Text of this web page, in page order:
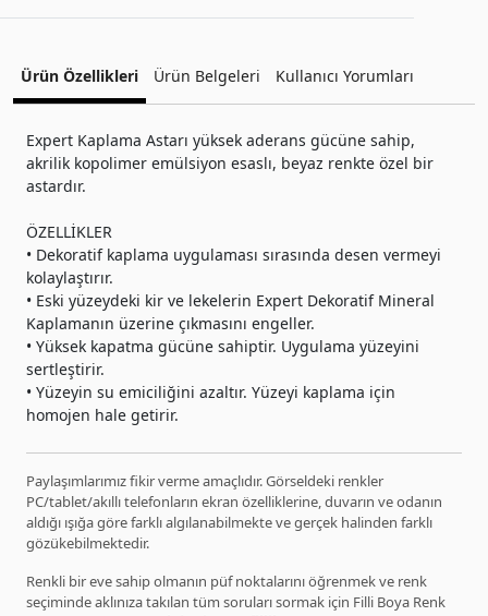
Ürün Özellikleri Ürün Belgeleri Kullanıcı Yorumları
Expert Kaplama Astarı yüksek aderans gücüne sahip,
akrilik kopolimer emülsiyon esaslı, beyaz renkte özel bir
astardır.
ÖZELLİKLER
• Dekoratif kaplama uygulaması sırasında desen vermeyi
kolaylaştırır.
• Eski yüzeydeki kir ve lekelerin Expert Dekoratif Mineral
Kaplamanın üzerine çıkmasını engeller.
• Yüksek kapatma gücüne sahiptir. Uygulama yüzeyini
sertleştirir.
• Yüzeyin su emiciliğini azaltır. Yüzeyi kaplama için
homojen hale getirir.
Paylaşımlarımız fikir verme amaçlıdır. Görseldeki renkler
PC/tablet/akıllı telefonların ekran özelliklerine, duvarın ve odanın
aldığı ışığa göre farklı algılanabilmekte ve gerçek halinden farklı
gözükebilmektedir.
Renkli bir eve sahip olmanın püf noktalarını öğrenmek ve renk
seçiminde aklınıza takılan tüm soruları sormak için Filli Boya Renk